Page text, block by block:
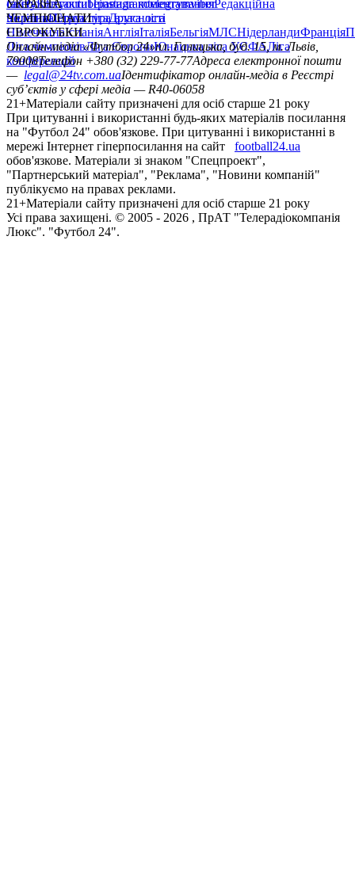
сайтуКонтактиПравила коментуванняРедакційна
політикаСтруктура власності
facebookxyoutubeinstagramtelegramviber
УКРАЇНА
УкраїнаПерша лігаДруга ліга
ЧЕМПІОНАТИ
НімеччинаІспаніяАнгліяІталіяБельгіяМЛСНідерландиФранція
ЄВРОКУБКИ
Ліга чемпіонівЛіга ЄвропиЮнацька ліга УЄФАЛіга
конференцій
Онлайн-медіа «Футбол 24»пл. Галицька, буд. 15, м. Львів,
79008Телефон +380 (32) 229-77-77Адреса електронної пошти
— legal@24tv.com.uaІдентифікатор онлайн-медіа в Реєстрі
суб’єктів у сфері медіа — R40-06058
21+Матеріали сайту призначені для осіб старше 21 року
При цитуванні і використанні будь-яких матеріалів посилання
на "Футбол 24" обов'язкове. При цитуванні і використанні в
мережі Інтернет гіперпосилання на сайт
football24.ua
обов'язкове. Матеріали зі знаком "Спецпроект",
"Партнерський матеріал", "Реклама", "Новини компаній"
публікуємо на правах реклами.
21+Матеріали сайту призначені для осіб старше 21 року
Усi права захищенi. © 2005 - 2026 , ПрАТ "Телерадіокомпанія
Люкс". "Футбол 24".